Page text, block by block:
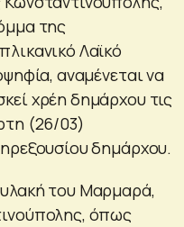
της
Λαϊκό
αναμένεται να
χρέη δημάρχου τις
(26/03)
δημάρχου.
του Μαρμαρά,
όπως